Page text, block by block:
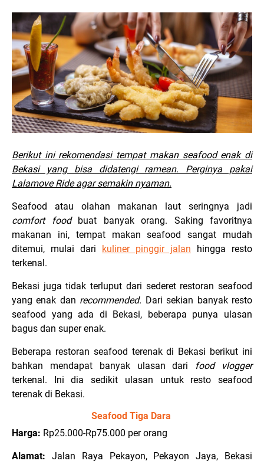
Berikut ini rekomendasi tempat makan seafood enak di
Bekasi yang bisa didatengi ramean. Perginya pakai
Lalamove Ride agar semakin nyaman.
Seafood atau olahan makanan laut seringnya jadi
comfort foodbuat banyak orang. Saking favoritnya
makanan ini, tempat makanseafood sangat mudah
ditemui, mulai dari kuliner pinggir jalan hingga resto
terkenal.
Bekasi juga tidak terluput dari sederet restoran seafood
yang enak dan recommended. Dari sekian banyak resto
seafood yang ada di Bekasi, beberapa punya ulasan
bagus dan super enak.
Beberapa restoran seafood terenak di Bekasi berikut ini
bahkan mendapat banyak ulasan dari food vlogger
terkenal. Ini dia sedikit ulasan untuk resto seafood
terenak di Bekasi.
Seafood Tiga Dara
Harga: Rp25.000-Rp75.000 per orang
Alamat: Jalan Raya Pekayon, Pekayon Jaya, Bekasi